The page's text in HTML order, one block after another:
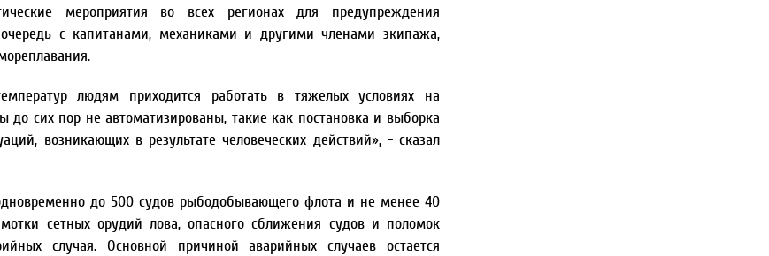
мероприятия во всех регионах для предупреждения
с капитанами, механиками и другими членами экипажа,
людям приходится работать в тяжелых условиях на
сих пор не автоматизированы, такие как постановка и выборка
возникающих в результате человеческих действий», - сказал
до 500 судов рыбодобывающего флота и не менее 40
сетных орудий лова, опасного сближения судов и поломок
случая. Основной причиной аварийных случаев остается